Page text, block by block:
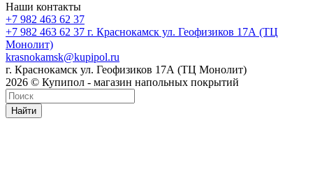
Наши контакты
+7 982 463 62 37
+7 982 463 62 37 г. Краснокамск ул. Геофизиков 17А (ТЦ
Монолит)
krasnokamsk@kupipol.ru
г. Краснокамск ул. Геофизиков 17А (ТЦ Монолит)
2026 © Купипол - магазин напольных покрытий
Найти